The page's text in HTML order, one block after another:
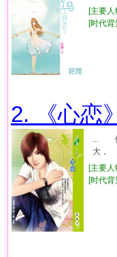
[主要
[时代
2. 《心恋》
...
大，
[主要
[时代